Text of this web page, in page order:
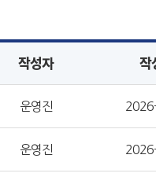
작성자 작
운영진
운영진